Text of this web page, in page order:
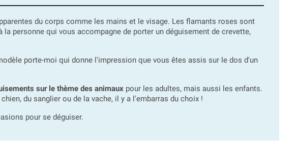
du corps comme les mains et le visage. Les flamants roses sont
personne qui vous accompagne de porter un déguisement de crevette,
porte-moi qui donne l'impression que vous êtes assis sur le dos d'un
sur le thème des animaux pour les adultes, mais aussi les enfants.
du sanglier ou de la vache, il y a l'embarras du choix !
pour se déguiser.